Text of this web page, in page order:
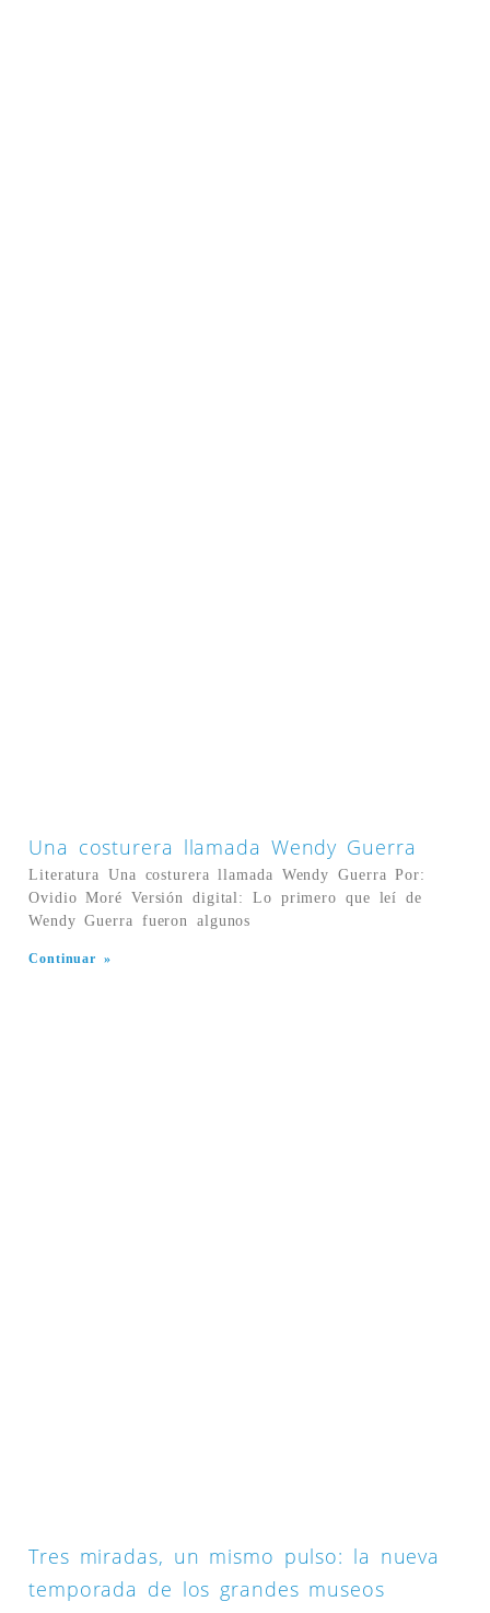
Una costurera llamada Wendy Guerra
Literatura Una costurera llamada Wendy Guerra Por:
Ovidio Moré Versión digital: Lo primero que leí de
Wendy Guerra fueron algunos
Continuar »
Tres miradas, un mismo pulso: la nueva
temporada de los grandes museos